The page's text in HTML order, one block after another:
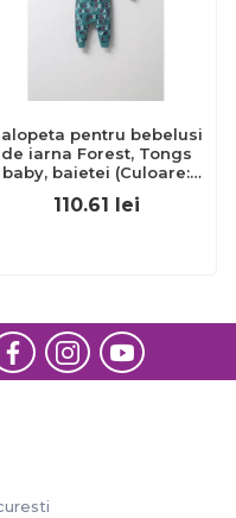
pentru bebelusi
de iarna Forest, Tongs
baby, baietei (Culoare:
JEMtgs_4581_6
110.61 lei